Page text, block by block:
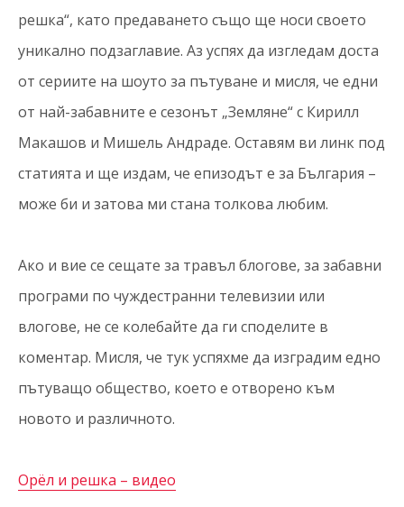
решка“, като предаването също ще носи своето
уникално подзаглавие. Аз успях да изгледам доста
от сериите на шоуто за пътуване и мисля, че едни
от най-забавните е сезонът „Земляне“ с Кирилл
Макашов и Мишель Андраде. Оставям ви линк под
статията и ще издам, че епизодът е за България –
може би и затова ми стана толкова любим.
Ако и вие се сещате за травъл блогове, за забавни
програми по чуждестранни телевизии или
влогове, не се колебайте да ги споделите в
коментар. Мисля, че тук успяхме да изградим едно
пътуващо общество, което е отворено към
новото и различното.
Орёл и решка – видео